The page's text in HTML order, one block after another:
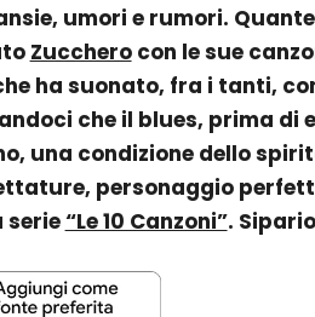
umori e rumori.
Zuccherocon le sue
ha suonato, fra i tanti,
che il blues, prima di
una condizione dello
personaggio
serie“Le 10 Canzoni”.